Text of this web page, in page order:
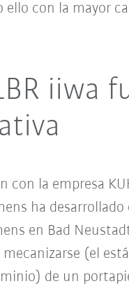
ello con la mayor
iiwa
con la empresa
ha desarrollado
en Bad
mecanizarse (el
de un